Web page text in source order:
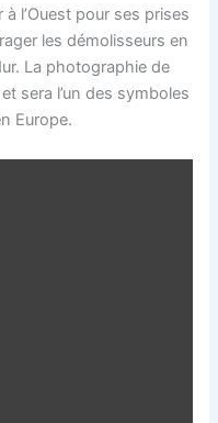
l’Ouest pour ses prises
les démolisseurs en
La photographie de
sera l’un des symboles
Europe.